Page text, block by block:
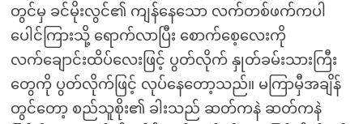
တွင်မှ ခင်မိုးလွင်၏ ကျန်နေသော လက်တစ်ဖက်ကပါ
ပေါင်ကြားသို့ ရောက်လာပြီး စောက်စေ့လေးကို
လက်ချောင်းထိပ်လေးဖြင့် ပွတ်လိုက် နှုတ်ခမ်းသားကြီး
တွေကို ပွတ်လိုက်ဖြင့် လုပ်နေတော့သည်။ မကြာမှီအချိန်
တွင်တော့ စည်သူစိုး၏ ခါးသည် ဆတ်ကနဲ ဆတ်ကနဲ